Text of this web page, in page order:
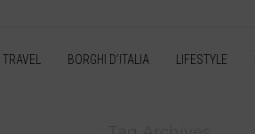
TRAVEL BORGHI D’ITALIA LIFESTYLE